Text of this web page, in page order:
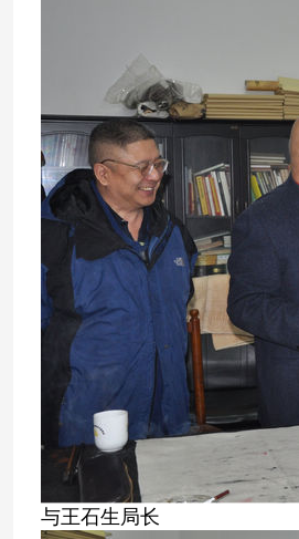
与王石生局长